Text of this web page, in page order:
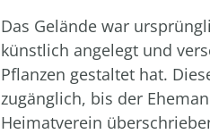
Das Gelände war
künstlich angelegt und
Pflanzen gestaltet hat.
zugänglich, bis der
Heimatverein